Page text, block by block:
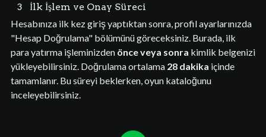
3
İlk İşlem ve Onay Süreci
Hesabınıza ilk kez giriş yaptıktan sonra, profil ayarlarınızda
"Hesap Doğrulama" bölümünü göreceksiniz. Burada, ilk
para yatırma işleminizden önce veya sonra kimlik belgenizi
yükleyebilirsiniz. Doğrulama ortalama 28 dakika içinde
tamamlanır. Bu süreyi beklerken, oyun kataloğunu
inceleyebilirsiniz.